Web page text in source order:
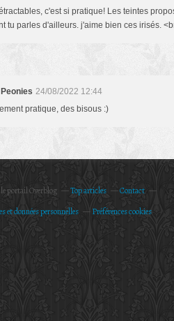
c'est si pratique! Les teintes
tu parles d'ailleurs. j'aime bien ces irisés.
24/08/2022 12:44
pratique, des bisous :)
portail Overblog Top articles
Contact
et données personnelles Préférences cookies